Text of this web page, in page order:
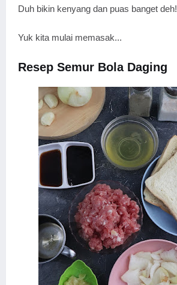
Duh bikin kenyang dan puas banget deh!
Yuk kita mulai memasak...
Resep Semur Bola Daging